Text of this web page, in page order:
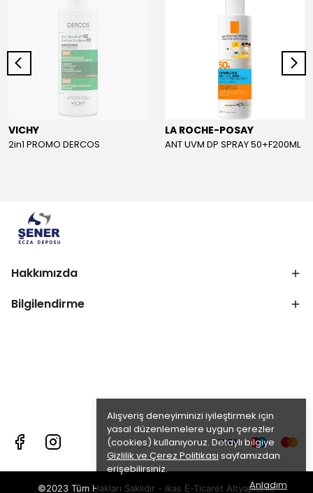
Alışveriş deneyiminizi iyileştirmek için
yasal düzenlemelere uygun çerezler
(cookies) kullanıyoruz. Detaylı bilgiye
Gizlilik ve Çerez Politikası sayfamızdan
erişebilirsiniz.
Anladım
VICHY
2in1 PROMO DERCOS
LA ROCHE-POSAY
ANT UVM DP SPRAY 50+F200ML
Hakkımızda
Bilgilendirme
©2023 Tüm Hakları Saklıdır - ikas E-Ticaret Altyapısı ile